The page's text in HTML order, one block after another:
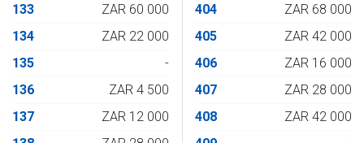
133
ZAR 60 000
134
ZAR 22 000
135
-
136
ZAR 4 500
137
ZAR 12 000
404
ZAR 68 000
405
ZAR 42 000
406
ZAR 16 000
407
ZAR 28 000
408
ZAR 42 000